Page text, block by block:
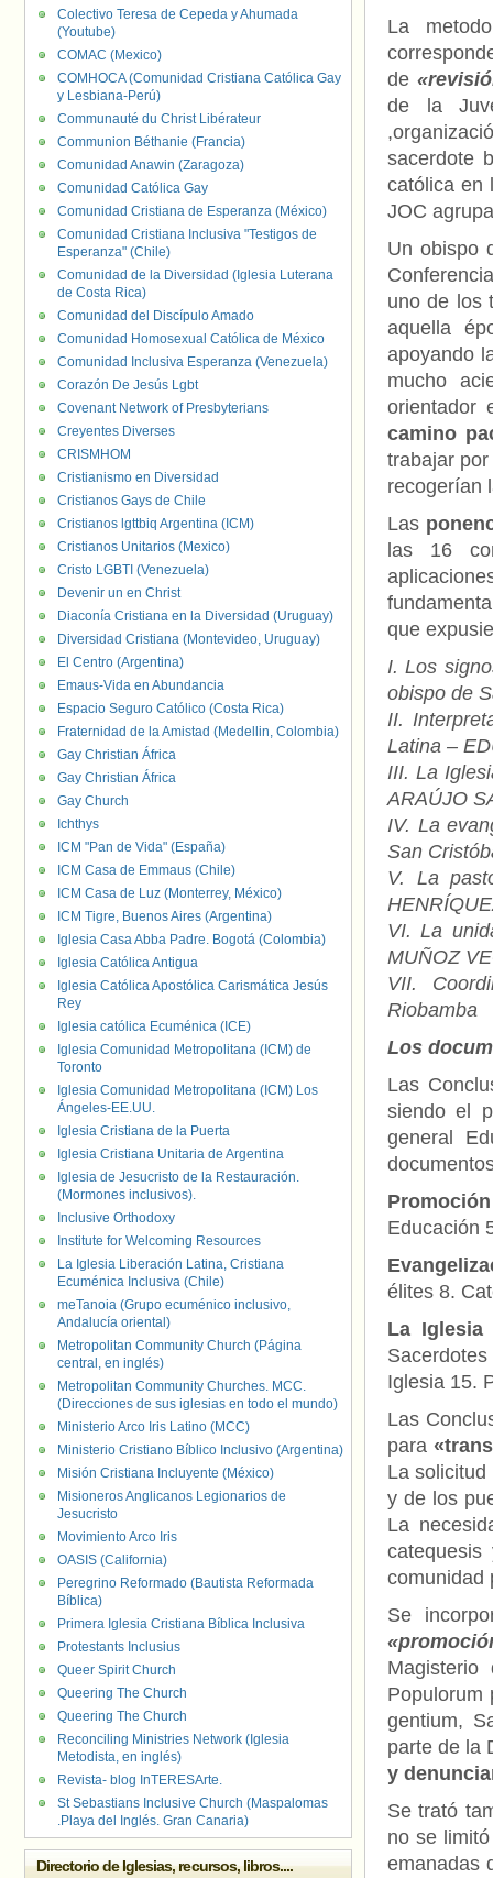
La
de
de la
sacerdote
católica en
JOC
Un obispo
uno de los
aquella
apoyando
mucho
orientador
camino
trabajar
recogerían
Las
las 16
que
I. Los
obispo de
II.
Latina –
III. La
ARAÚJO
IV. La
San
V. La
VI. La
MUÑOZ
VII.
Riobamba
Los
Las
siendo el
general
Educación
élites 8.
La
Iglesia 15.
Las
para
La
y de los
La
comunidad
Se
Populorum
gentium,
parte de la
y
Se trató
no se
emanadas
Colectivo Teresa de Cepeda y Ahumada
(Youtube)
COMAC (Mexico)
COMHOCA (Comunidad Cristiana Católica Gay
y Lesbiana-Perú)
Communauté du Christ Libérateur
Communion Béthanie (Francia)
Comunidad Anawin (Zaragoza)
Comunidad Católica Gay
Comunidad Cristiana de Esperanza (México)
Comunidad Cristiana Inclusiva "Testigos de
Esperanza" (Chile)
Comunidad de la Diversidad (Iglesia Luterana
de Costa Rica)
Comunidad del Discípulo Amado
Comunidad Homosexual Católica de México
Comunidad Inclusiva Esperanza (Venezuela)
Corazón De Jesús Lgbt
Covenant Network of Presbyterians
Creyentes Diverses
CRISMHOM
Cristianismo en Diversidad
Cristianos Gays de Chile
Cristianos lgttbiq Argentina (ICM)
Cristianos Unitarios (Mexico)
Cristo LGBTI (Venezuela)
Devenir un en Christ
Diaconía Cristiana en la Diversidad (Uruguay)
Diversidad Cristiana (Montevideo, Uruguay)
El Centro (Argentina)
Emaus-Vida en Abundancia
Espacio Seguro Católico (Costa Rica)
Fraternidad de la Amistad (Medellin, Colombia)
Gay Christian África
Gay Christian África
Gay Church
Ichthys
ICM "Pan de Vida" (España)
ICM Casa de Emmaus (Chile)
ICM Casa de Luz (Monterrey, México)
ICM Tigre, Buenos Aires (Argentina)
Iglesia Casa Abba Padre. Bogotá (Colombia)
Iglesia Católica Antigua
Iglesia Católica Apostólica Carismática Jesús
Rey
Iglesia católica Ecuménica (ICE)
Iglesia Comunidad Metropolitana (ICM) de
Toronto
Iglesia Comunidad Metropolitana (ICM) Los
Ángeles-EE.UU.
Iglesia Cristiana de la Puerta
Iglesia Cristiana Unitaria de Argentina
Iglesia de Jesucristo de la Restauración.
(Mormones inclusivos).
Inclusive Orthodoxy
Institute for Welcoming Resources
La Iglesia Liberación Latina, Cristiana
Ecuménica Inclusiva (Chile)
meTanoia (Grupo ecuménico inclusivo,
Andalucía oriental)
Metropolitan Community Church (Página
central, en inglés)
Metropolitan Community Churches. MCC.
(Direcciones de sus iglesias en todo el mundo)
Ministerio Arco Iris Latino (MCC)
Ministerio Cristiano Bíblico Inclusivo (Argentina)
Misión Cristiana Incluyente (México)
Misioneros Anglicanos Legionarios de
Jesucristo
Movimiento Arco Iris
OASIS (California)
Peregrino Reformado (Bautista Reformada
Bíblica)
Primera Iglesia Cristiana Bíblica Inclusiva
Protestants Inclusius
Queer Spirit Church
Queering The Church
Queering The Church
Reconciling Ministries Network (Iglesia
Metodista, en inglés)
Revista- blog InTERESArte.
St Sebastians Inclusive Church (Maspalomas
.Playa del Inglés. Gran Canaria)
Directorio de Iglesias, recursos, libros....